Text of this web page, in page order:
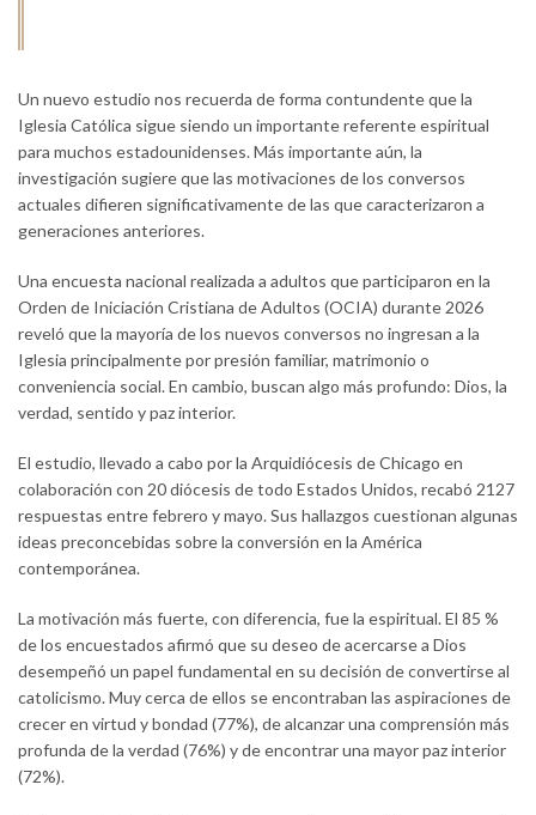
Un nuevo estudio nos recuerda de forma contundente que la
Iglesia Católica sigue siendo un importante referente espiritual
para muchos estadounidenses. Más importante aún, la
investigación sugiere que las motivaciones de los conversos
actuales difieren significativamente de las que caracterizaron a
generaciones anteriores.
Una encuesta nacional realizada a adultos que participaron en la
Orden de Iniciación Cristiana de Adultos (OCIA) durante 2026
reveló que la mayoría de los nuevos conversos no ingresan a la
Iglesia principalmente por presión familiar, matrimonio o
conveniencia social. En cambio, buscan algo más profundo: Dios, la
verdad, sentido y paz interior.
El estudio, llevado a cabo por la Arquidiócesis de Chicago en
colaboración con 20 diócesis de todo Estados Unidos, recabó 2127
respuestas entre febrero y mayo. Sus hallazgos cuestionan algunas
ideas preconcebidas sobre la conversión en la América
contemporánea.
La motivación más fuerte, con diferencia, fue la espiritual. El 85 %
de los encuestados afirmó que su deseo de acercarse a Dios
desempeñó un papel fundamental en su decisión de convertirse al
catolicismo. Muy cerca de ellos se encontraban las aspiraciones de
crecer en virtud y bondad (77%), de alcanzar una comprensión más
profunda de la verdad (76%) y de encontrar una mayor paz interior
(72%).